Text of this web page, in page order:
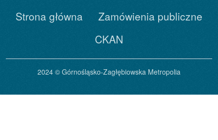
Strona główna
Zamówienia publiczne
CKAN
2024 © Górnośląsko-Zagłębiowska Metropolia